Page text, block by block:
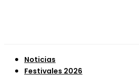
Noticias
Festivales 2026